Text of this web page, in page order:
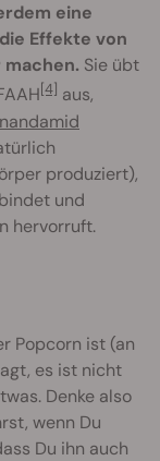
eine
Effekte von
Sie übt
[4] aus,
produziert),
und
hervorruft.
Popcorn ist (an
es ist nicht
Denke also
wenn Du
Du ihn auch